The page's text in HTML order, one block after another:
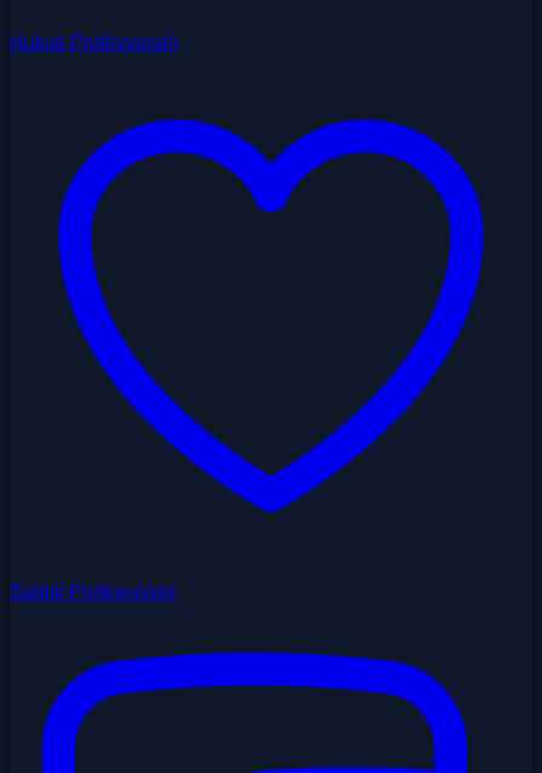
Hukuk Profesyoneli
Sağlık Profesyoneli